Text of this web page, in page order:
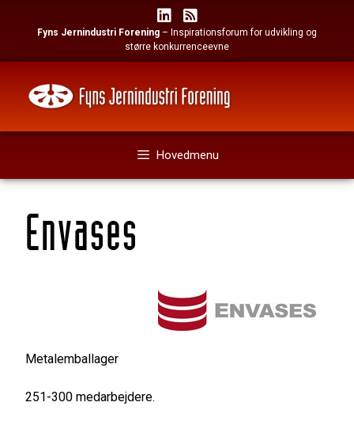
Fyns Jernindustri Forening – Inspirationsforum for udvikling og
større konkurrenceevne
Hovedmenu
Envases
Metalemballager
251-300 medarbejdere.